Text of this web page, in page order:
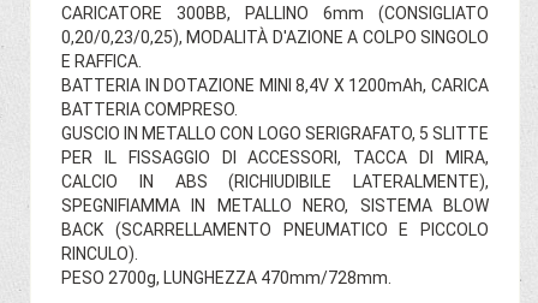
CARICATORE 300BB, PALLINO 6mm (CONSIGLIATO
0,20/0,23/0,25), MODALITÀ D'AZIONE A COLPO SINGOLO
E RAFFICA.
BATTERIA IN DOTAZIONE MINI 8,4V X 1200mAh, CARICA
BATTERIA COMPRESO.
GUSCIO IN METALLO CON LOGO SERIGRAFATO, 5 SLITTE
PER IL FISSAGGIO DI ACCESSORI, TACCA DI MIRA,
CALCIO IN ABS (RICHIUDIBILE LATERALMENTE),
SPEGNIFIAMMA IN METALLO NERO, SISTEMA BLOW
BACK (SCARRELLAMENTO PNEUMATICO E PICCOLO
RINCULO).
PESO 2700g, LUNGHEZZA 470mm/728mm.